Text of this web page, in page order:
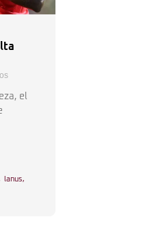
el
lanus,